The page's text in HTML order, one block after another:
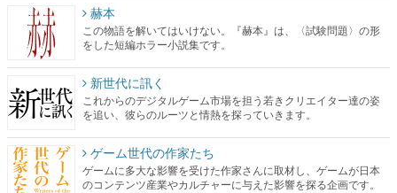
赫本
この物語を解いてはいけない。『赫本』は、〈試験問題〉の形
をした短編ホラー小説集です。
新世代に訊く
これからのデジタルゲーム市場を担う若きクリエイター達の姿
を追い、彼らのルーツと情熱を探っていきます。
ゲーム世代の作家たち
ゲームに多大な影響を受けた作家さんに取材し、ゲームが日本
のコンテンツ産業やカルチャーに与えた影響を探る企画です。